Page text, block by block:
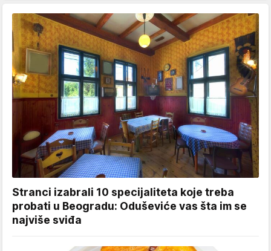
Stranci izabrali 10 specijaliteta koje treba
probati u Beogradu: Oduševiće vas šta im se
najviše sviđa